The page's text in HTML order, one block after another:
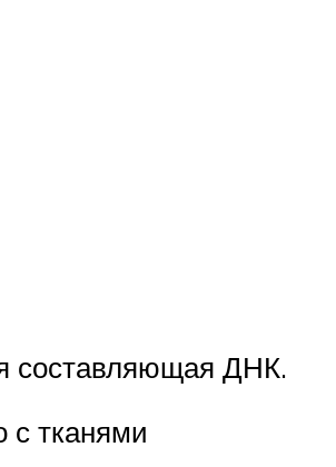
составляющая ДНК.
с тканями